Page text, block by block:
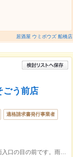
居酒屋 ウミボウズ 船橋店
ごう前店
適格請求書発行事業者
JR千葉駅・京成線千葉駅から徒歩1分！千葉そごう本館正面入口の目の前です。雨が降っても濡れずにたどり着けます♪